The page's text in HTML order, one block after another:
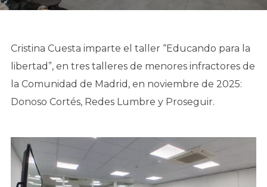
Cristina Cuesta imparte el taller “Educando para la
libertad”, en tres talleres de menores infractores de
la Comunidad de Madrid, en noviembre de 2025:
Donoso Cortés, Redes Lumbre y Proseguir.